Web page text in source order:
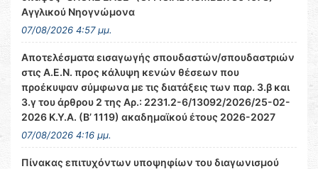
Αγγλικού Νηογνώμονα
07/08/2026 4:57 μμ.
Αποτελέσματα εισαγωγής σπουδαστών/σπουδαστριών
στις Α.Ε.Ν. προς κάλυψη κενών θέσεων που
προέκυψαν σύμφωνα με τις διατάξεις των παρ. 3.β και
3.γ του άρθρου 2 της Αρ.: 2231.2-6/13092/2026/25-02-
2026 Κ.Υ.Α. (Β’ 1119) ακαδημαϊκού έτους 2026-2027
07/08/2026 4:16 μμ.
Πίνακας επιτυχόντων υποψηφίων του διαγωνισμού